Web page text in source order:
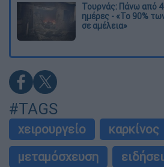
Τουρνάς: Πάνω από
ημέρες - «Το 90%
σε αμέλεια»
#TAGS
χειρουργείο
καρκίνος
μεταμόσχευση